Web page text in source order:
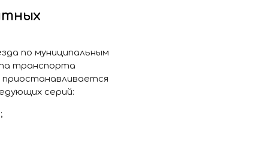
по муниципальным
транспорта
приостанавливается
серий: